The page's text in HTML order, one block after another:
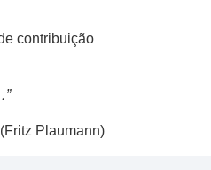
contribuição
(Fritz Plaumann)